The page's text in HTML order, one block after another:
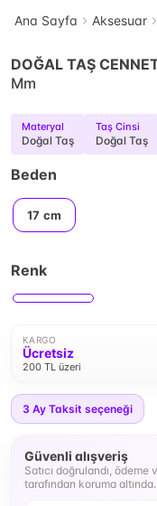
Ana Sayfa Aksesuar
DOĞAL TAŞ
Mm
Materyal
Doğal Taş
Taş Cinsi
Doğal Taş
Beden
17 cm
Renk
KARGO
Ücretsiz
200 TL üzeri
3 Ay Taksit seçeneği
Güvenli alışveriş
Satıcı doğrulandı,
tarafından koruma altında.